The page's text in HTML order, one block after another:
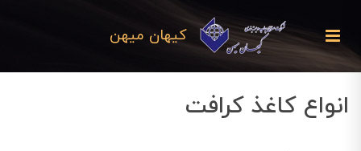
کیهان میهن
انواع کاغذ کرافت